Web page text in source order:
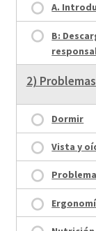
A.
B:
2)
Dormir
Vista y